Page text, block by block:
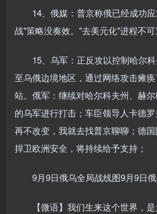
14、俄媒：普京称俄已经成功
战"策略没奏效。"去美元化"进程不可
15、乌军：正反攻以控制哈尔
至乌俄边境地区，通过网络攻击瘫
站。俄军：继续对哈尔科夫州、赫
的乌军进行打击；车臣领导人卡德
再不改变，我就去找普京聊聊；德
捍卫欧洲安全，将持续给予支持；
9月9日俄乌全局战线图9月9日
【微语】我们生来这个世界，